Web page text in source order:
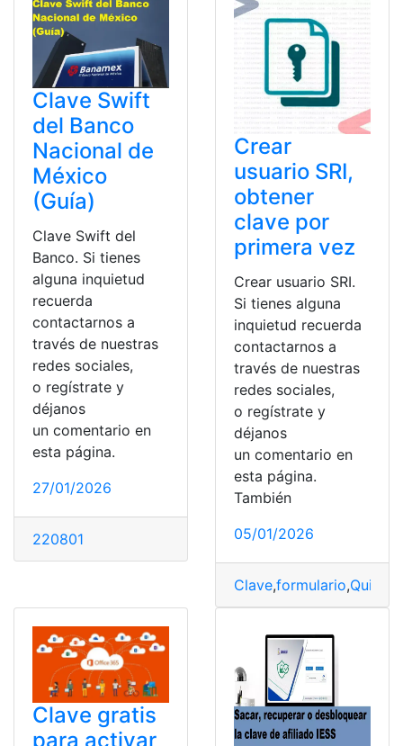
Clave Swift
del Banco
Nacional de
México
(Guía)
Clave Swift del
Banco. Si tienes
alguna inquietud
recuerda
contactarnos a
través de nuestras
redes sociales,
o regístrate y
déjanos
un comentario en
esta página.
27/01/2026
220801
Crear
usuario SRI,
obtener
clave por
primera vez
Crear usuario SRI.
Si tienes alguna
inquietud recuerda
contactarnos a
través de nuestras
redes sociales,
o regístrate y
déjanos
un comentario en
esta página.
También
05/01/2026
Clave,formulario,Quipux
Clave gratis
para activar